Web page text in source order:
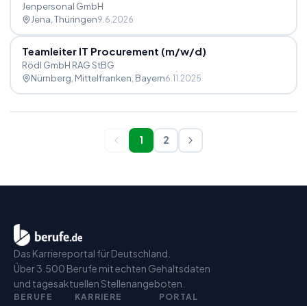
Jenpersonal GmbH
Jena , Thüringen9.6.2026
Teamleiter IT Procurement (m/w/d)
Rödl GmbH RAG StBG
Nürnberg, Mittelfranken , Bayern6.11.2025
1 2
Das Karriereportal für Deutschland.
Über 3.500 Berufe mit echten Gehaltsdaten
und tagesaktuellen Stellenangeboten.
BERUFE KARRIERE PORTAL